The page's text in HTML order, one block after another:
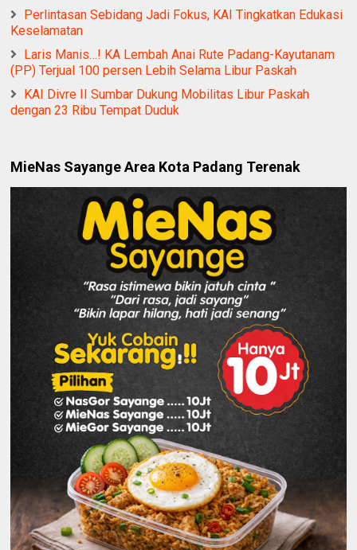
Perlintasan Sebidang Jadi Fokus, KAI Tingkatkan Edukasi
Keselamatan
Laris Manis…! KA Lembah Anai Rute Padang-Kayutanam
(PP) Terjual 100 persen Lebih Selama Libur Paskah
KAI Divre II Sumbar Dukung Mobilitas Libur Paskah
dengan 23 Ribu Tempat Duduk
MieNas Sayange Area Kota Padang Terenak